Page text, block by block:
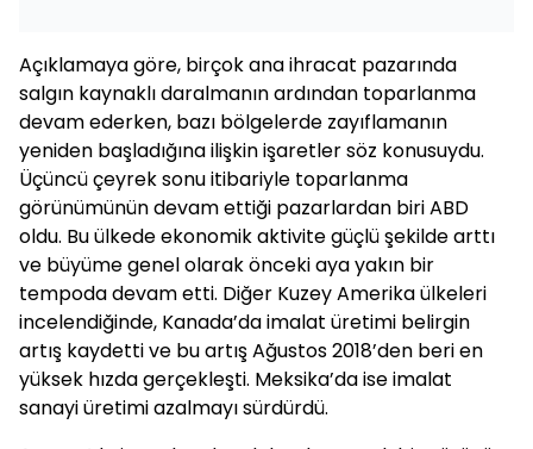
Açıklamaya göre, birçok ana ihracat pazarında
salgın kaynaklı daralmanın ardından toparlanma
devam ederken, bazı bölgelerde zayıflamanın
yeniden başladığına ilişkin işaretler söz konusuydu.
Üçüncü çeyrek sonu itibariyle toparlanma
görünümünün devam ettiği pazarlardan biri ABD
oldu. Bu ülkede ekonomik aktivite güçlü şekilde arttı
ve büyüme genel olarak önceki aya yakın bir
tempoda devam etti. Diğer Kuzey Amerika ülkeleri
incelendiğinde, Kanada’da imalat üretimi belirgin
artış kaydetti ve bu artış Ağustos 2018’den beri en
yüksek hızda gerçekleşti. Meksika’da ise imalat
sanayi üretimi azalmayı sürdürdü.